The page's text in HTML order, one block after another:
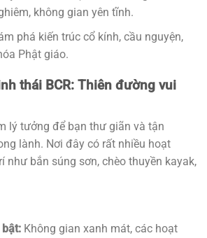
không gian yên tĩnh.
phá kiến trúc cổ kính, cầu nguyện,
Phật giáo.
thái BCR: Thiên đường vui
lý tưởng để bạn thư giãn và tận
lành. Nơi đây có rất nhiều hoạt
như bắn súng sơn, chèo thuyền kayak,
Không gian xanh mát, các hoạt